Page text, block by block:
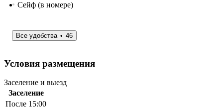
Сейф (в номере)
Все удобства 46
Условия размещения
Заселение и выезд
Заселение
После 15:00